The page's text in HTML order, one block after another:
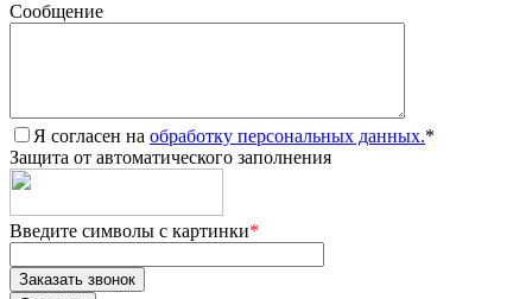
Сообщение
Я согласен на обработку персональных данных.*
Защита от автоматического заполнения
Введите символы с картинки*